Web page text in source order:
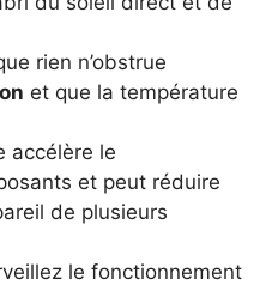
rien n’obstrue
et que la température
accélère le
et peut réduire
de plusieurs
le fonctionnement